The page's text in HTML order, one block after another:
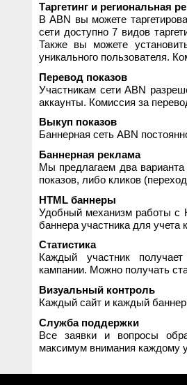
Таргетинг и региональная
В ABN вы можете
сети доступно 7 видов
Также вы можете
уникального пользователя.
Перевод показов
Участникам сети ABN
аккаунты. Комиссия за
Выкуп показов
Баннерная сеть ABN
Баннерная реклама
Мы предлагаем два
показов, либо кликов
HTML баннеры
Удобный механизм работы с
баннера участника для
Статистика
Каждый участник
кампании. Можно получать
Визуальный контроль
Каждый сайт и каждый
Служба поддержки
Все заявки и вопросы
максимум внимания каждому